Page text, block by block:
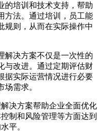
的培训和技术支持，帮助
方法。通过培训，员工能
规则，从而在实际操作中
解决方案不仅是一次性的
与改进。通过定期评估财
据实际运营情况进行必要
需求。
决方案帮助企业全面优化
制和风险管理等方面达到
平。